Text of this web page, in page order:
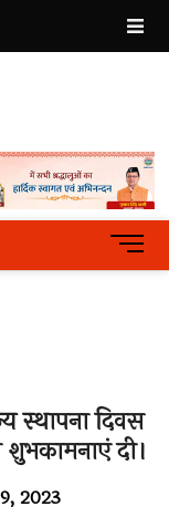
Hindi
News
PortalM
e
t
o
n
स्थापना दिवस
शुभकामनाएं दी।
2023